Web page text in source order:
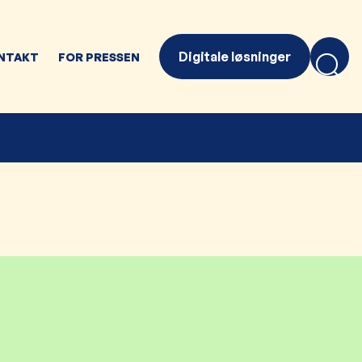
FOR PRESSEN Digitale løsninger